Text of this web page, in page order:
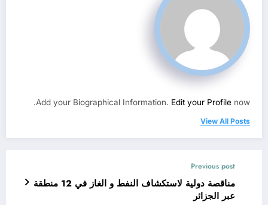
Add your Biographical Information. Edit your Profile now.
View All Posts
Previous post
مناقصة دولية لاستكشاف النفط و الغاز في 12 منطقة
عبر الجزائر